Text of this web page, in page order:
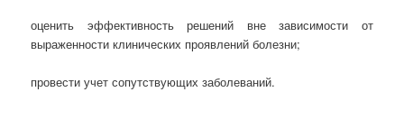
оценить эффективность решений вне зависимости от
выраженности клинических проявлений болезни;
провести учет сопутствующих заболеваний.